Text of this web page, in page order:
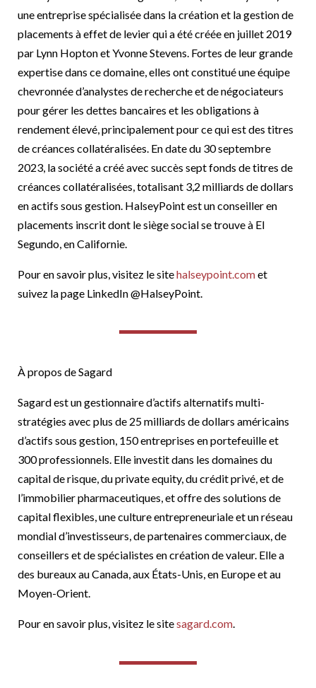
une entreprise spécialisée dans la création et la gestion de
placements à effet de levier qui a été créée en juillet 2019
par Lynn Hopton et Yvonne Stevens. Fortes de leur grande
expertise dans ce domaine, elles ont constitué une équipe
chevronnée d’analystes de recherche et de négociateurs
pour gérer les dettes bancaires et les obligations à
rendement élevé, principalement pour ce qui est des titres
de créances collatéralisées. En date du 30 septembre
2023, la société a créé avec succès sept fonds de titres de
créances collatéralisées, totalisant 3,2 milliards de dollars
en actifs sous gestion. HalseyPoint est un conseiller en
placements inscrit dont le siège social se trouve à El
Segundo, en Californie.
Pour en savoir plus, visitez le sitehalseypoint.comet
suivez la page LinkedIn @HalseyPoint.
À propos de Sagard
Sagard est un gestionnaire d’actifs alternatifs multi-
stratégies avec plus de 25 milliards de dollars américains
d’actifs sous gestion, 150 entreprises en portefeuille et
300 professionnels. Elle investit dans les domaines du
capital de risque, du private equity, du crédit privé, et de
l’immobilier pharmaceutiques, et offre des solutions de
capital flexibles, une culture entrepreneuriale et un réseau
mondial d’investisseurs, de partenaires commerciaux, de
conseillers et de spécialistes en création de valeur. Elle a
des bureaux au Canada, aux États-Unis, en Europe et au
Moyen-Orient.
Pour en savoir plus, visitez le sitesagard.com.